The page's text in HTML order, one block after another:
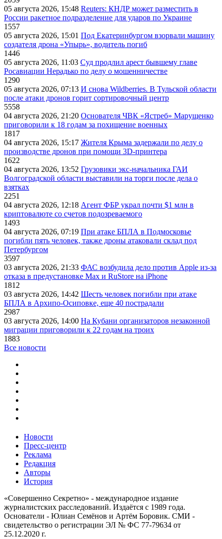
05 августа 2026, 15:48 Reuters: КНДР может разместить в
России ракетное подразделение для ударов по Украине
1557
05 августа 2026, 15:01 Под Екатеринбургом взорвали машину
создателя дрона «Упырь», водитель погиб
1446
05 августа 2026, 11:03 Суд продлил арест бывшему главе
Росавиации Нерадько по делу о мошенничестве
1290
05 августа 2026, 07:13 И снова Wildberries. В Тульской области
после атаки дронов горит сортировочный центр
5558
04 августа 2026, 21:20 Основателя ЧВК «Ястреб» Марущенко
приговорили к 18 годам за похищение военных
1817
04 августа 2026, 15:17 Жителя Крыма задержали по делу о
производстве дронов при помощи 3D‑принтера
1622
04 августа 2026, 13:52 Грузовики экс-начальника ГАИ
Волгоградской области выставили на торги после дела о
взятках
2251
04 августа 2026, 12:18 Агент ФБР украл почти $1 млн в
криптовалюте со счетов подозреваемого
1493
04 августа 2026, 07:19 При атаке БПЛА в Подмосковье
погибли пять человек, также дроны атаковали склад под
Петербургом
3597
03 августа 2026, 21:33 ФАС возбудила дело против Apple из-за
отказа в предустановке Max и RuStore на iPhone
1812
03 августа 2026, 14:42 Шесть человек погибли при атаке
БПЛА в Архипо-Осиповке, еще 40 пострадали
2987
03 августа 2026, 14:00 На Кубани организаторов незаконной
миграции приговорили к 22 годам на троих
1883
Все новости
Новости
Пресс-центр
Реклама
Редакция
Авторы
История
«Совершенно Секретно» - международное издание
журналистских расследований. Издаётся с 1989 года.
Основатели - Юлиан Семёнов и Артём Боровик. CМИ -
свидетельство о регистрации ЭЛ № ФС 77-79634 от
25.12.2020 г.